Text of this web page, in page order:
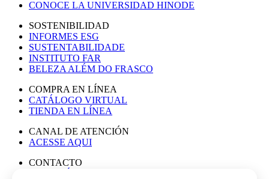
CONOCE LA UNIVERSIDAD HINODE
SOSTENIBILIDAD
INFORMES ESG
SUSTENTABILIDADE
INSTITUTO FAR
BELEZA ALÉM DO FRASCO
COMPRA EN LÍNEA
CATÁLOGO VIRTUAL
TIENDA EN LÍNEA
CANAL DE ATENCIÓN
ACESSE AQUI
CONTACTO